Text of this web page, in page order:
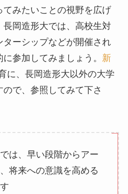
みたいことの視野を広げ
長岡造形大では、高校生対
ーシップなどが開催され
参加してみましょう。 新
に、長岡造形大以外の大学
で、参照してみて下さ
は、早い段階からアー
将来への意識を高める